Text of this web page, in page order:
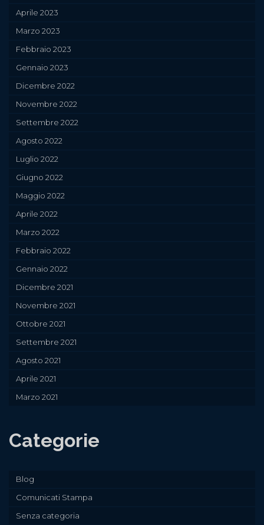
Aprile 2023
Marzo 2023
Febbraio 2023
Gennaio 2023
Dicembre 2022
Novembre 2022
Settembre 2022
Agosto 2022
Luglio 2022
Giugno 2022
Maggio 2022
Aprile 2022
Marzo 2022
Febbraio 2022
Gennaio 2022
Dicembre 2021
Novembre 2021
Ottobre 2021
Settembre 2021
Agosto 2021
Aprile 2021
Marzo 2021
Categorie
Blog
Comunicati Stampa
Senza categoria